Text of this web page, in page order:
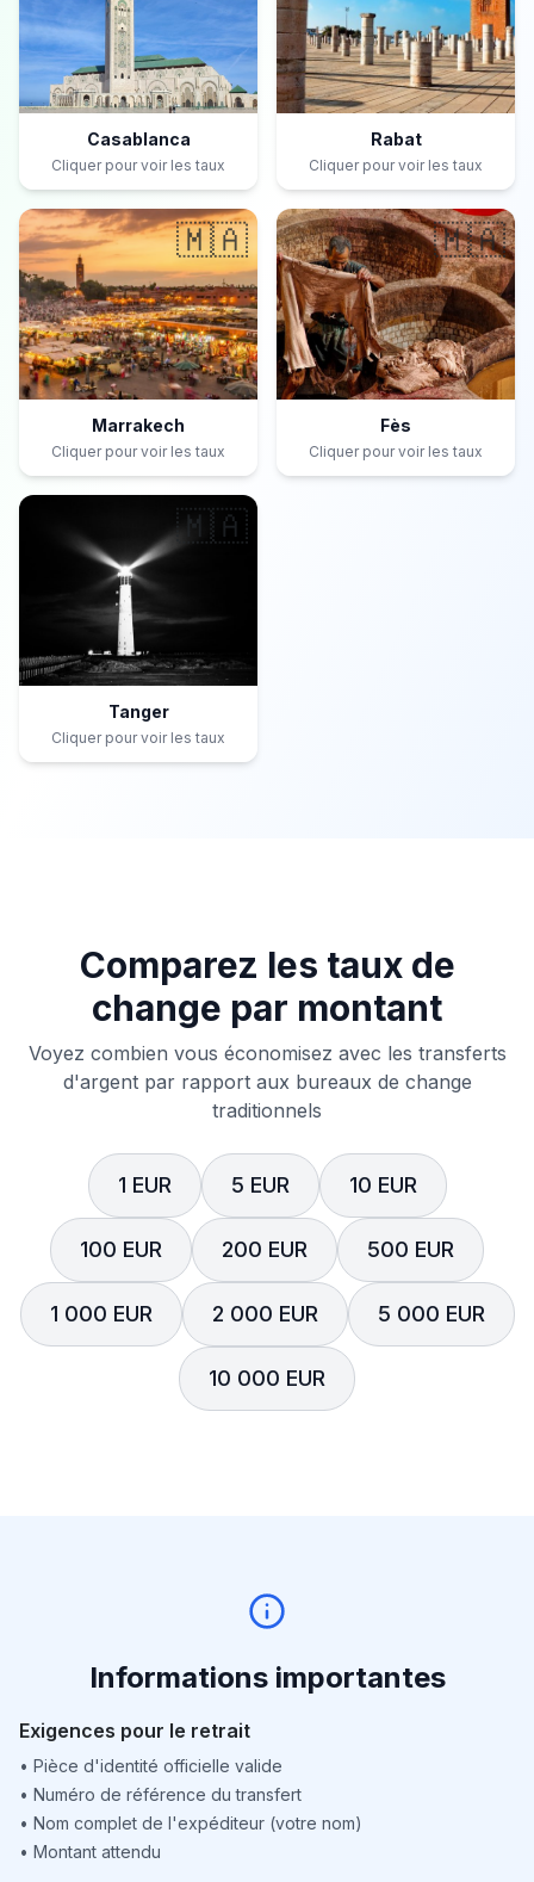
Casablanca
Cliquer pour voir les taux
Rabat
Cliquer pour voir les taux
🇲🇦
Marrakech
Cliquer pour voir les taux
🇲🇦
Fès
Cliquer pour voir les taux
🇲🇦
Tanger
Cliquer pour voir les taux
Comparez les taux de
change par montant
Voyez combien vous économisez avec les transferts
d'argent par rapport aux bureaux de change
traditionnels
1 EUR 5 EUR 10 EUR
100 EUR 200 EUR 500 EUR
1 000 EUR 2 000 EUR 5 000 EUR
10 000 EUR
Informations importantes
Exigences pour le retrait
• Pièce d'identité officielle valide
• Numéro de référence du transfert
• Nom complet de l'expéditeur (votre nom)
• Montant attendu